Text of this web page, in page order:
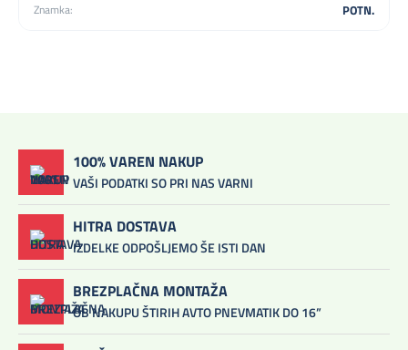
Znamka: POTN.
100% VAREN NAKUP
VAŠI PODATKI SO PRI NAS VARNI
HITRA DOSTAVA
IZDELKE ODPOŠLJEMO ŠE ISTI DAN
BREZPLAČNA MONTAŽA
OB NAKUPU ŠTIRIH AVTO PNEVMATIK DO 16”